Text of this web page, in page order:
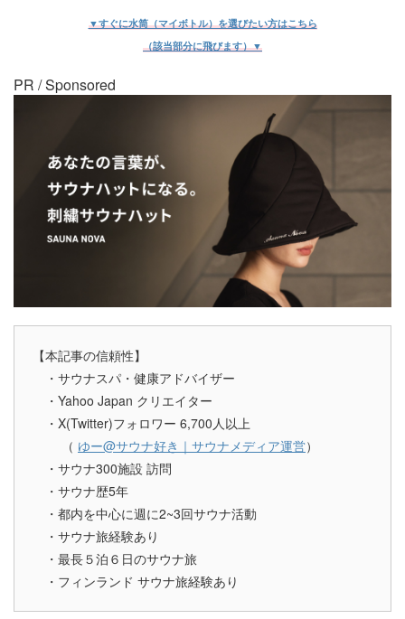
▼すぐに水筒（マイボトル）を選びたい方はこちら
（該当部分に飛びます）▼
PR / Sponsored
【本記事の信頼性】
・サウナスパ・健康アドバイザー
・Yahoo Japan クリエイター
・X(Twitter)フォロワー 6,700人以上
（ ゆー@サウナ好き｜サウナメディア運営）
・サウナ300施設 訪問
・サウナ歴5年
・都内を中心に週に2~3回サウナ活動
・サウナ旅経験あり
・最長５泊６日のサウナ旅
・フィンランド サウナ旅経験あり